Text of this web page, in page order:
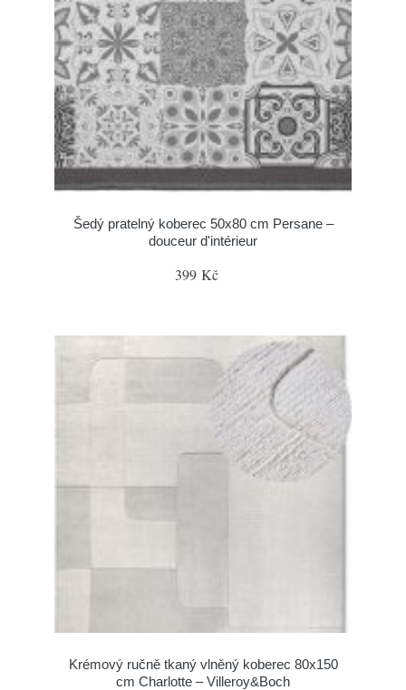
Šedý pratelný koberec 50x80 cm Persane –
douceur d'intérieur
399 Kč
Krémový ručně tkaný vlněný koberec 80x150
cm Charlotte – Villeroy&Boch